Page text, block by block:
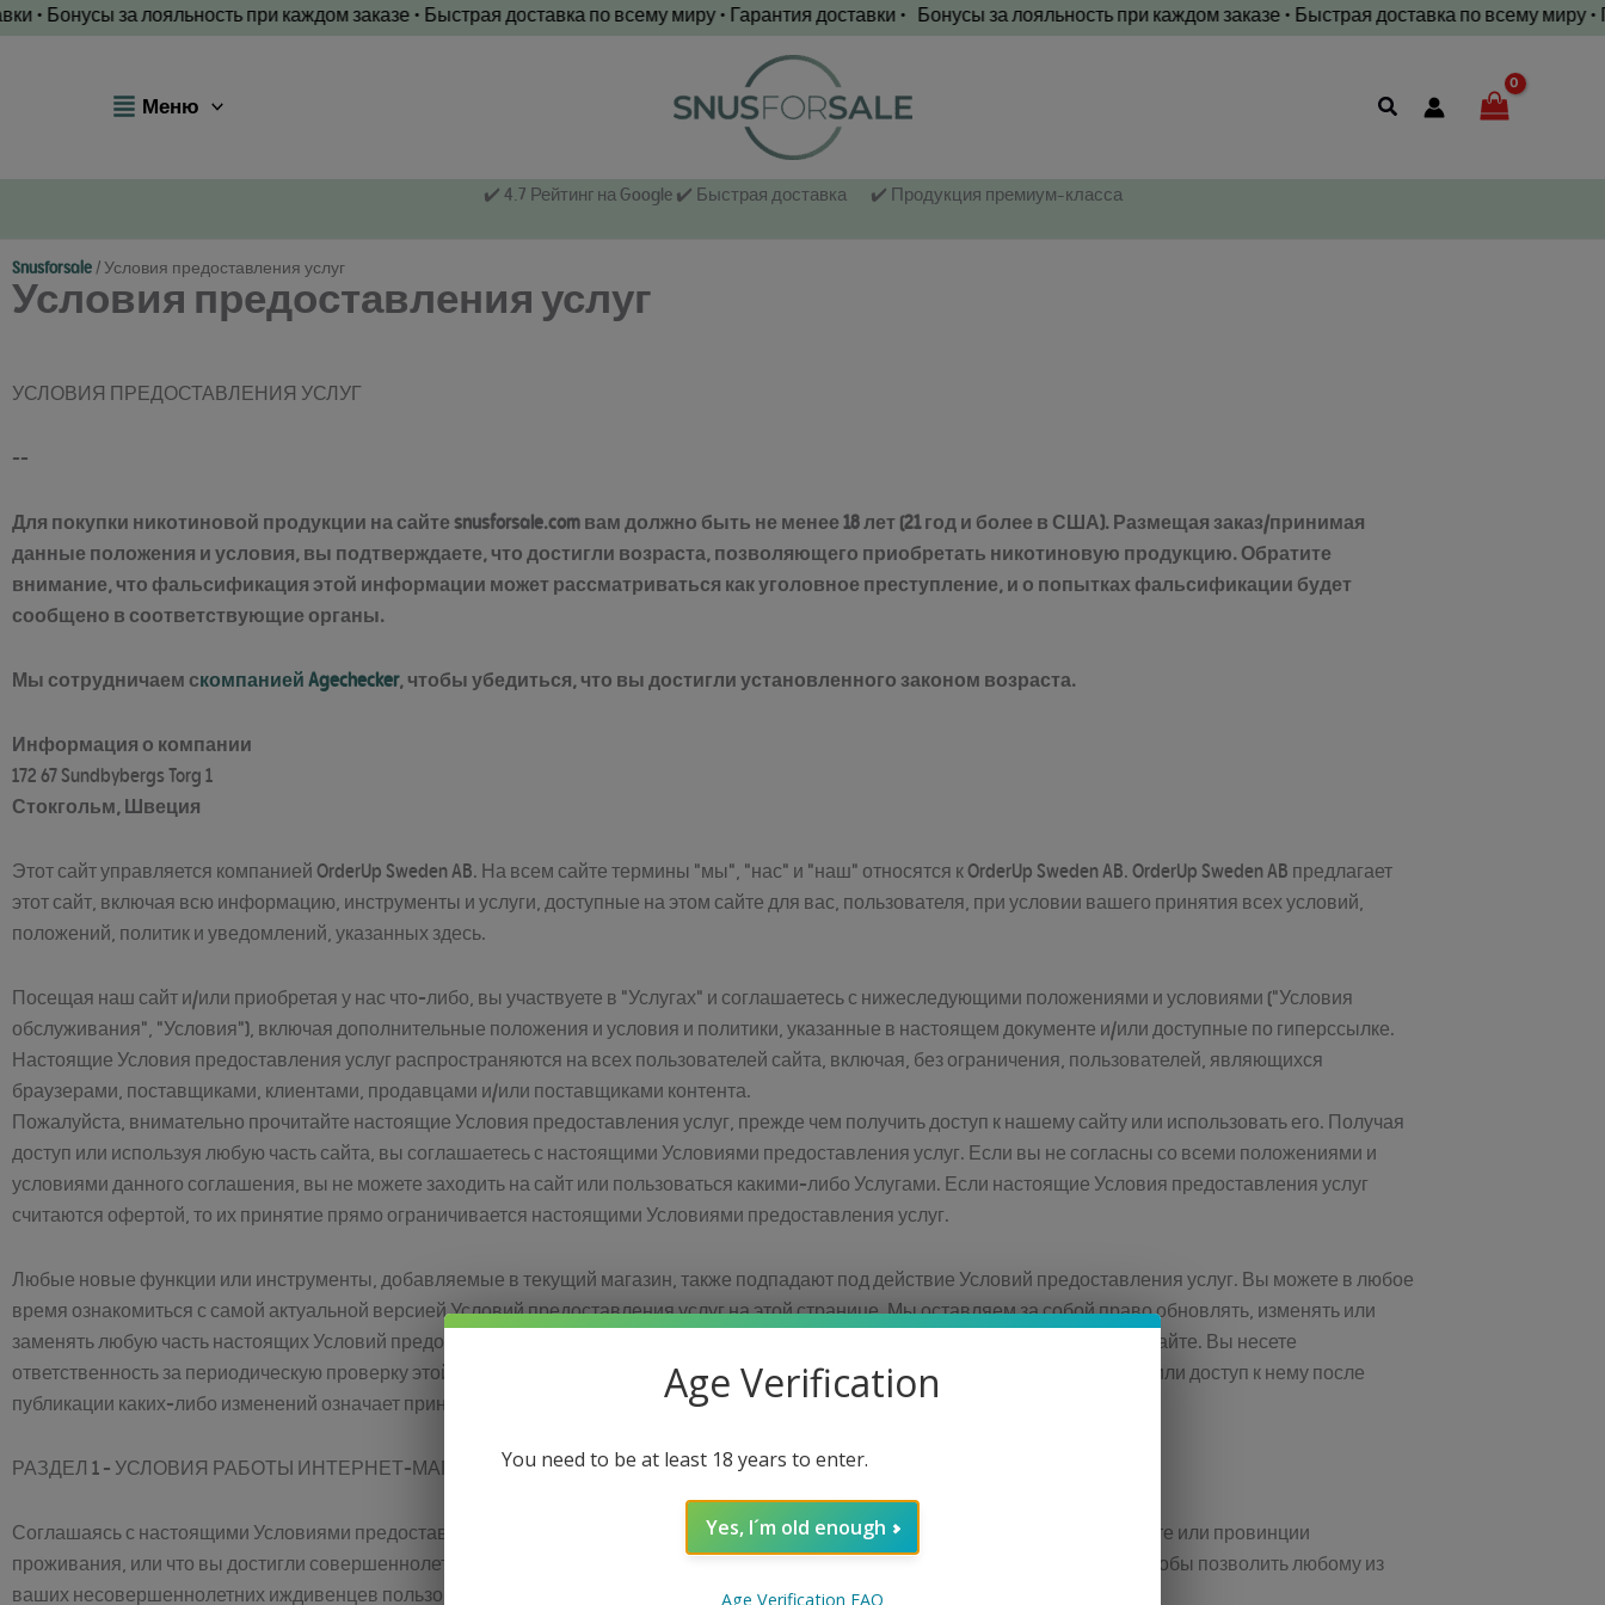
Перейтиза лояльность при каждом заказе • Быстрая доставка по всему миру • Гарантия доставки • Бонусы за лояльность при каждом заказе • Быстрая доставка по всему миру •
Меню Поиск
✔️ 4.7 Рейтинг на Google ✔️ Быстрая доставка ✔️ Продукция премиум-класса
Snusforsale/ Условия предоставления услуг
Условия предоставления услуг
УСЛОВИЯ ПРЕДОСТАВЛЕНИЯ УСЛУГ
--
Для покупки никотиновой продукции на сайте snusforsale.com вам должно быть не менее 18 лет (21 год и более в США). Размещая заказ/принимая
данные положения и условия, вы подтверждаете, что достигли возраста, позволяющего приобретать никотиновую продукцию. Обратите
внимание, что фальсификация этой информации может рассматриваться как уголовное преступление, и о попытках фальсификации будет
сообщено в соответствующие органы.
Мы сотрудничаем скомпанией Agechecker, чтобы убедиться, что вы достигли установленного законом возраста.
Информация о компании
172 67 Sundbybergs Torg 1
Стокгольм, Швеция
Этот сайт управляется компанией OrderUp Sweden AB. На всем сайте термины "мы", "нас" и "наш" относятся к OrderUp Sweden AB. OrderUp Sweden AB предлагает
этот сайт, включая всю информацию, инструменты и услуги, доступные на этом сайте для вас, пользователя, при условии вашего принятия всех условий,
положений, политик и уведомлений, указанных здесь.
Посещая наш сайт и/или приобретая у нас что-либо, вы участвуете в "Услугах" и соглашаетесь с нижеследующими положениями и условиями ("Условия
обслуживания", "Условия"), включая дополнительные положения и условия и политики, указанные в настоящем документе и/или доступные по гиперссылке.
Настоящие Условия предоставления услуг распространяются на всех пользователей сайта, включая, без ограничения, пользователей, являющихся
браузерами, поставщиками, клиентами, продавцами и/или поставщиками контента.
Пожалуйста, внимательно прочитайте настоящие Условия предоставления услуг, прежде чем получить доступ к нашему сайту или использовать его. Получая
доступ или используя любую часть сайта, вы соглашаетесь с настоящими Условиями предоставления услуг. Если вы не согласны со всеми положениями и
условиями данного соглашения, вы не можете заходить на сайт или пользоваться какими-либо Услугами. Если настоящие Условия предоставления услуг
считаются офертой, то их принятие прямо ограничивается настоящими Условиями предоставления услуг.
Любые новые функции или инструменты, добавляемые в текущий магазин, также подпадают под действие Условий предоставления услуг. Вы можете в любое
время ознакомиться с самой актуальной версией Условий предоставления услуг на этой странице. Мы оставляем за собой право обновлять, изменять или
заменять любую часть настоящих Условий предоставления услуг путем публикации обновлений и/или изменений на нашем веб-сайте. Вы несете
ответственность за периодическую проверку этой страницы на наличие изменений. Ваше дальнейшее использование веб-сайта или доступ к нему после
публикации каких-либо изменений означает принятие этих изменений.
РАЗДЕЛ 1 - УСЛОВИЯ РАБОТЫ ИНТЕРНЕТ-МАГАЗИНА
Соглашаясь с настоящими Условиями предоставления услуг, вы подтверждаете, что вы достигли совершеннолетия в вашем штате или провинции
проживания, или что вы достигли совершеннолетия в вашем штате или провинции проживания и дали нам свое согласие на то, чтобы позволить любому из
ваших несовершеннолетних иждивенцев пользоваться этим сайтом.
Age Verification
You need to be at least 18 years to enter.
Yes, I´m old enough
Age Verification FAQ